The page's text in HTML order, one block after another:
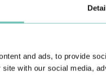
and ads, to provide
with our social media,